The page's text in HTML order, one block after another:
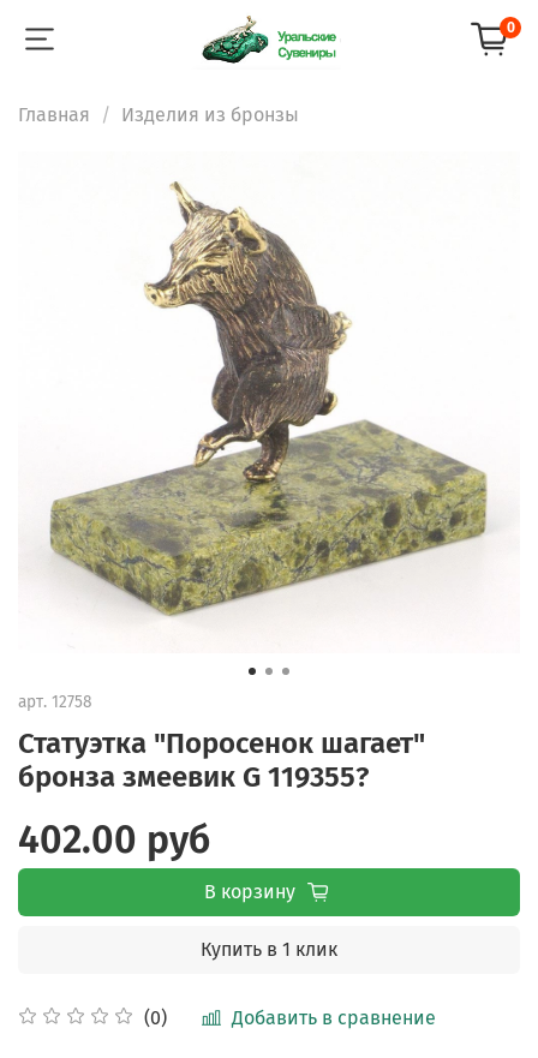
0
Главная Изделия из бронзы
арт. 12758
Статуэтка "Поросенок шагает"
бронза змеевик G 119355?
(0) Добавить в сравнение
402.00 руб
В корзину
Купить в 1 клик